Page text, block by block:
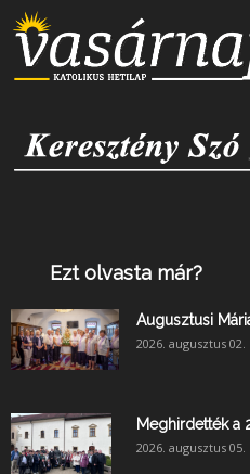
Ezt olvasta már?
Augusztusi
2026. augusztus 02.
Meghirdették a
2026. augusztus 05.